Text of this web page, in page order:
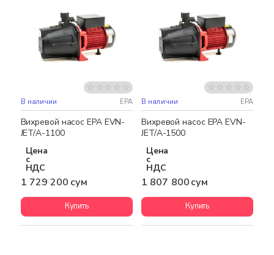
Бесплатная доставка
В наличии EPA
Вихревой насос EPA EVN-
JET/A-1100
Цена
с
НДС
1 729 200 сум
Купить
Бесплатная доставка
В наличии EPA
Вихревой насос EPA EVN-
JET/A-1500
Цена
с
НДС
1 807 800 сум
Купить